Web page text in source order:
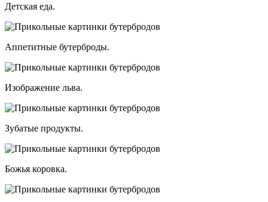
Детская еда.
Аппетитные бутерброды.
Изображение льва.
Зубатые продукты.
Божья коровка.